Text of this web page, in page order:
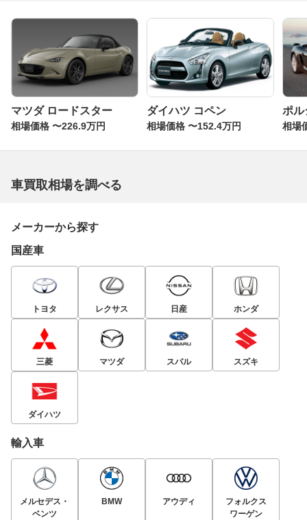
マツダ ロードスター
相場価格 〜226.9万円
ダイハツ コペン
相場価格 〜152.4万円
ポル
相場
車買取相場を調べる
メーカーから探す
国産車
トヨタ レクサス 日産 ホンダ
三菱 マツダ スバル スズキ
ダイハツ
輸入車
メルセデス・
ベンツ
BMW アウディ
フォルクス
ワーゲン